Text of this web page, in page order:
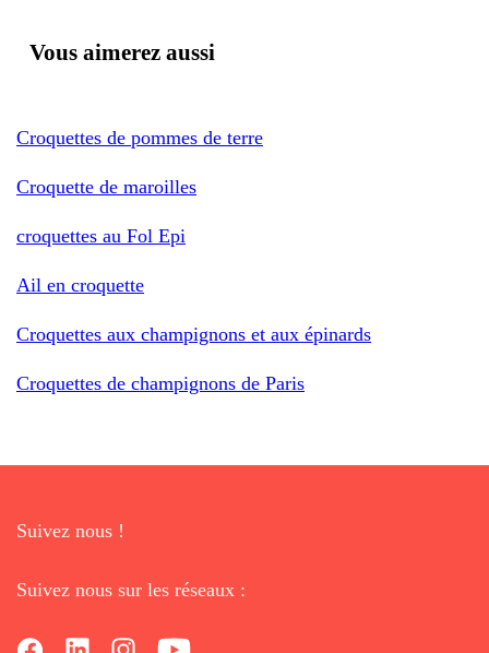
Vous aimerez aussi
Croquettes de pommes de terre
Croquette de maroilles
croquettes au Fol Epi
Ail en croquette
Croquettes aux champignons et aux épinards
Croquettes de champignons de Paris
Suivez nous !
Suivez nous sur les réseaux :